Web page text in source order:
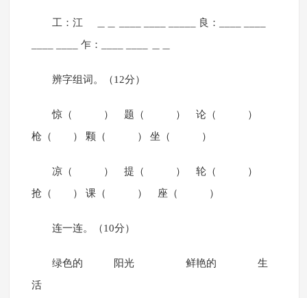
工：江 ＿＿ ____ ____ _____ 良：____ ____
____ ____ 乍：____ ____ ＿＿
辨字组词。（12分）
惊（ ） 题（ ） 论（ ）
枪（ ） 颗（ ） 坐（ ）
凉（ ） 提（ ） 轮（ ）
抢（ ） 课（ ） 座（ ）
连一连。（10分）
绿色的 阳光 鲜艳的 生
活